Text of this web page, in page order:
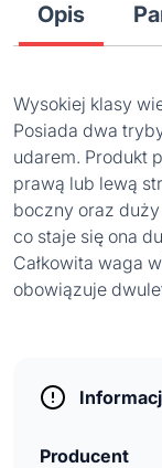
Opis
Wysokiej klasy
Posiada dwa
udarem. Produkt
prawą lub lewą
boczny oraz
co staje się ona
Całkowita waga
obowiązuje
Producent